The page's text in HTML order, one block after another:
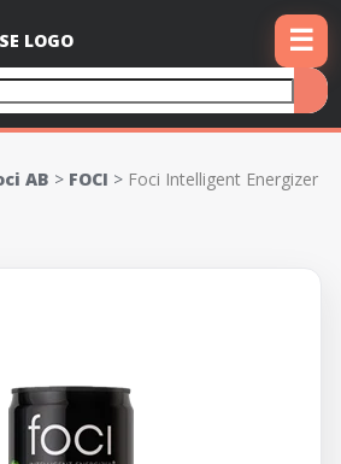
☰
AB > FOCI > Foci Intelligent Energizer